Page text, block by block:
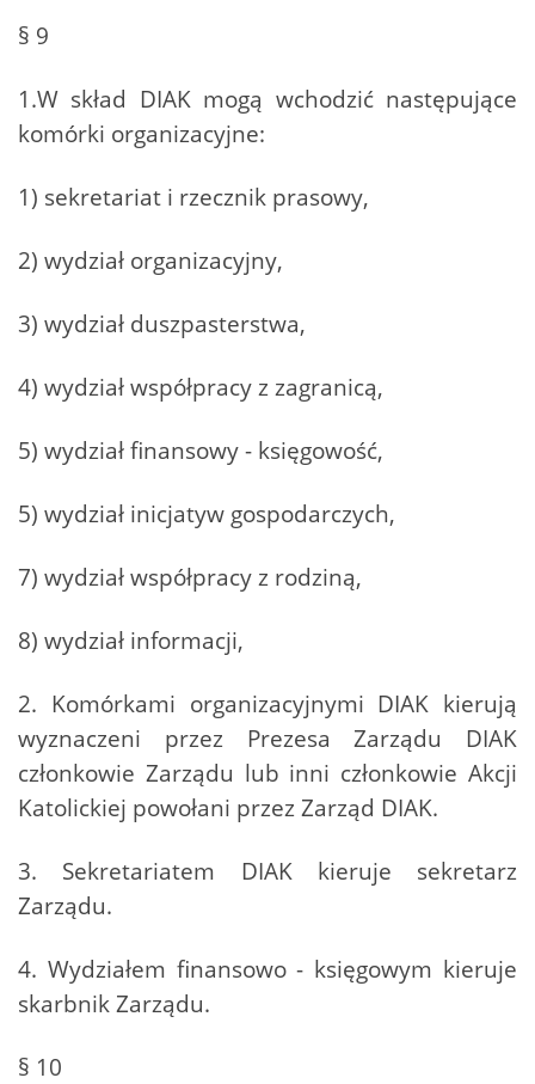
§ 9
1.W skład DIAK mogą wchodzić następujące
komórki organizacyjne:
1) sekretariat i rzecznik prasowy,
2) wydział organizacyjny,
3) wydział duszpasterstwa,
4) wydział współpracy z zagranicą,
5) wydział finansowy - księgowość,
5) wydział inicjatyw gospodarczych,
7) wydział współpracy z rodziną,
8) wydział informacji,
2. Komórkami organizacyjnymi DIAK kierują
wyznaczeni przez Prezesa Zarządu DIAK
członkowie Zarządu lub inni członkowie Akcji
Katolickiej powołani przez Zarząd DIAK.
3. Sekretariatem DIAK kieruje sekretarz
Zarządu.
4. Wydziałem finansowo - księgowym kieruje
skarbnik Zarządu.
§ 10